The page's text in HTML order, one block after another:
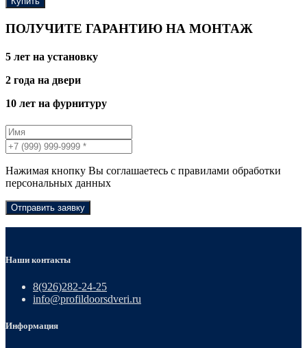
ПОЛУЧИТЕ ГАРАНТИЮ НА МОНТАЖ
5 лет на установку
2 года на двери
10 лет на фурнитуру
Нажимая кнопку Вы соглашаетесь с правилами обработки
персональных данных
Отправить заявку
Наши контакты
8(926)282-24-25
info@profildoorsdveri.ru
Информация